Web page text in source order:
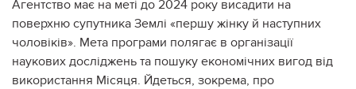
Агентство має на меті до 2024 року висадити на
поверхню супутника Землі «першу жінку й наступних
чоловіків». Мета програми полягає в організації
наукових досліджень та пошуку економічних вигод від
використання Місяця. Йдеться, зокрема, про